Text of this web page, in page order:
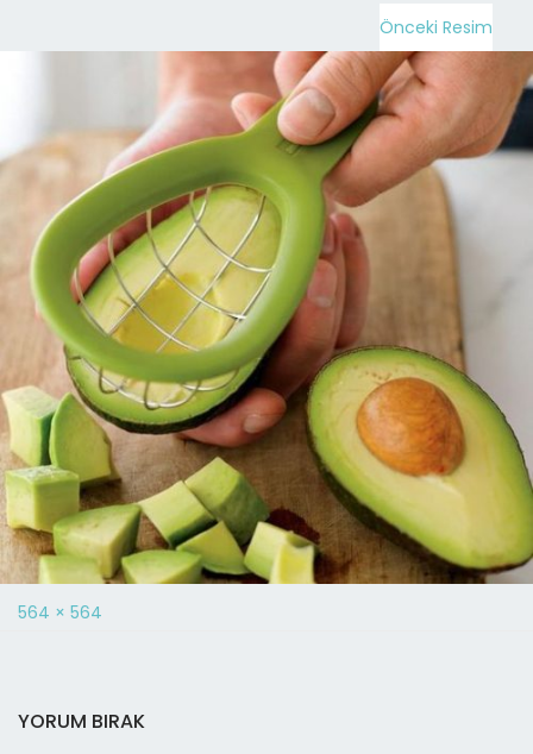
Önceki Resim
564 × 564
YORUM BIRAK